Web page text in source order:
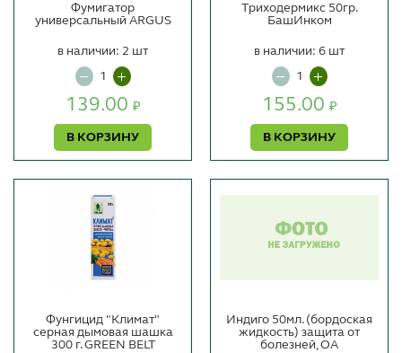
Фумигатор
универсальный ARGUS
139.00 ₽
В КОРЗИНУ
в наличии: 2 шт
Триходермикс 50гр.
БашИнком
155.00 ₽
В КОРЗИНУ
в наличии: 6 шт
Фунгицид "Климат"
серная дымовая шашка
300 г. GREEN BELT
Индиго 50мл. (бордоская
жидкость) защита от
болезней, ОА